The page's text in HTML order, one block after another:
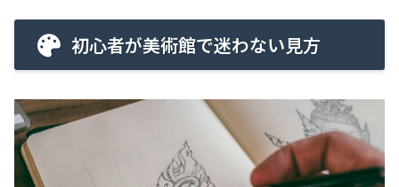
初心者が美術館で迷わない見方